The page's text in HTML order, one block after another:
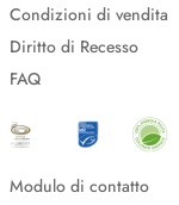
Condizioni di vendita
Diritto di Recesso
FAQ
Modulo di contatto